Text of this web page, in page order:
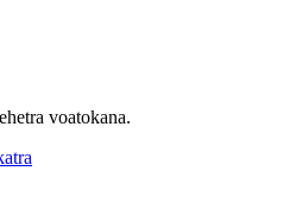
voatokana.